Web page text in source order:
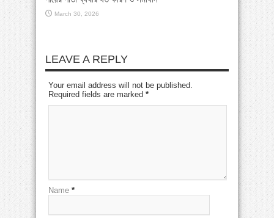
March 30, 2026
LEAVE A REPLY
Your email address will not be published.
Required fields are marked *
Name *